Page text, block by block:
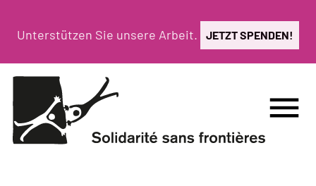
zumUnterstützen Sie unsere Arbeit. JETZT SPENDEN!
menu